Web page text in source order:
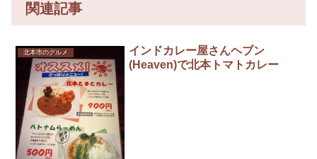
関連記事
北本市のグルメ
インドカレー屋さんヘブン
(Heaven)で北本トマトカレー